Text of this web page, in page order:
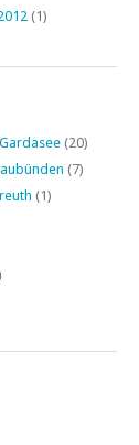
(1)
Gardasee (20)
(7)
(1)